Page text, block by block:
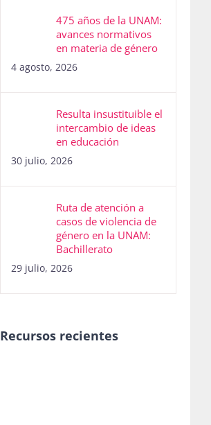
475 años de la UNAM:
avances normativos
en materia de género
4 agosto, 2026
Resulta insustituible el
intercambio de ideas
en educación
30 julio, 2026
Ruta de atención a
casos de violencia de
género en la UNAM:
Bachillerato
29 julio, 2026
Recursos recientes